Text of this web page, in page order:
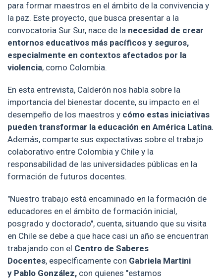
para formar maestros en el ámbito de la convivencia y
la paz. Este proyecto, que busca presentar a la
convocatoria Sur Sur, nace de la necesidad de crear
entornos educativos más pacíficos y seguros,
especialmente en contextos afectados por la
violencia, como Colombia.
En esta entrevista, Calderón nos habla sobre la
importancia del bienestar docente, su impacto en el
desempeño de los maestros y cómo estas iniciativas
pueden transformar la educación en América Latina.
Además, comparte sus expectativas sobre el trabajo
colaborativo entre Colombia y Chile y la
responsabilidad de las universidades públicas en la
formación de futuros docentes.
"Nuestro trabajo está encaminado en la formación de
educadores en el ámbito de formación inicial,
posgrado y doctorado", cuenta, situando que su visita
en Chile se debe a que hace casi un año se encuentran
trabajando con el Centro de Saberes
Docentes, específicamente con Gabriela Martini
y Pablo González, con quienes "estamos